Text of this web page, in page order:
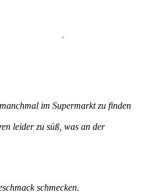
im Supermarkt zu finden
leider zu süß, was an der
schmecken.